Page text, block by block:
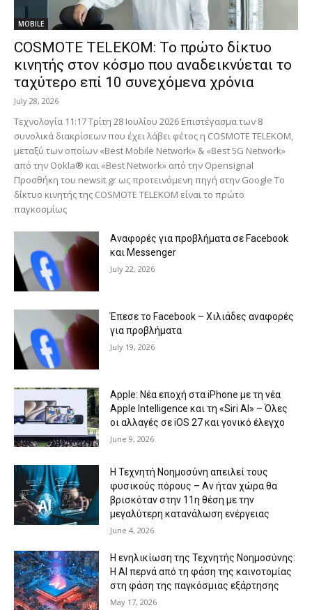
MOBILE
COSMOTE TELEKOM: Το πρώτο δίκτυο
κινητής στον κόσμο που αναδεικνύεται το
ταχύτερο επί 10 συνεχόμενα χρόνια
July 28, 2026
Τεχνολογία 11:17 Τρίτη 28 Ιουλίου 2026 Επιστέγασμα των 8
συνολικά διακρίσεων που έχει λάβει φέτος η COSMOTE TELEKOM,
μεταξύ των οποίων «Best Mobile Network» & «Best 5G Network»
από την Ookla® και «Best Network» από την Opensignal
Προσθήκη του newsit.gr ως προτεινόμενη πηγή στην Google Το
δίκτυο κινητής της COSMOTE TELEKOM είναι το πρώτο
παγκοσμίως
Αναφορές για προβλήματα σε Facebook
και Messenger
July 22, 2026
Έπεσε το Facebook – Χιλιάδες αναφορές
για προβλήματα
July 19, 2026
Apple: Νέα εποχή στα iPhone με τη νέα
Apple Intelligence και τη «Siri AI» – Όλες
οι αλλαγές σε iOS 27 και γονικό έλεγχο
June 9, 2026
Η Τεχνητή Νοημοσύνη απειλεί τους
φυσικούς πόρους – Αν ήταν χώρα θα
βρισκόταν στην 11η θέση με την
μεγαλύτερη κατανάλωση ενέργειας
June 4, 2026
Η ενηλικίωση της Τεχνητής Νοημοσύνης:
Η AI περνά από τη φάση της καινοτομίας
στη φάση της παγκόσμιας εξάρτησης
May 17, 2026